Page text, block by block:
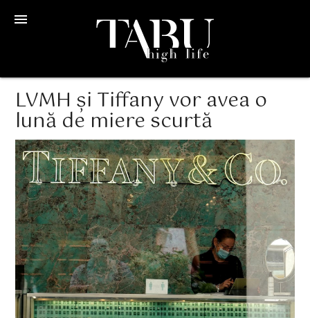
menu
LVMH și Tiffany vor avea o
lună de miere scurtă